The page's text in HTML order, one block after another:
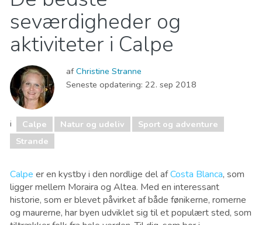
seværdigheder og
aktiviteter i Calpe
afChristine Stranne
Seneste opdatering: 22. sep 2018
i Calpe Natur og udeliv
Sport og adventure
Strande
Calpe er en kystby i den nordlige del af​​Costa Blanca, som
ligger mellem Moraira og Altea. Med en interessant
historie, som er blevet påvirket af både fønikerne, romerne
og maurerne, har byen udviklet sig til et populært sted, som